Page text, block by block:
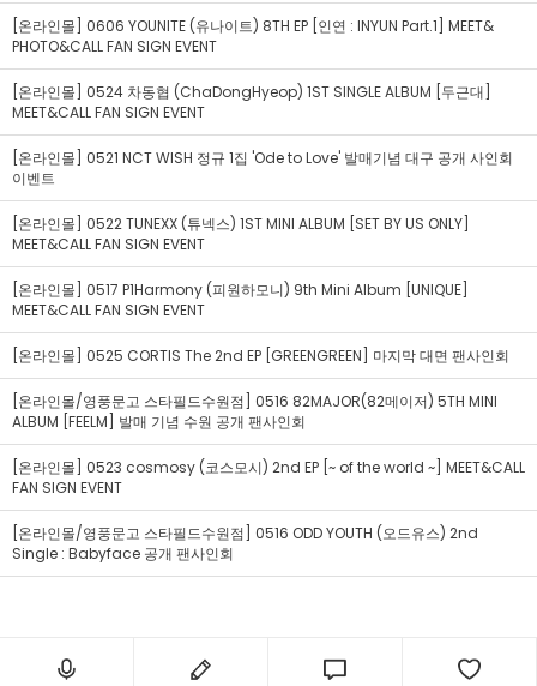
[온라인몰] 0606 YOUNITE (유나이트) 8TH EP [인연 : INYUN Part.1] MEET&
PHOTO&CALL FAN SIGN EVENT
[온라인몰] 0524 차동협 (ChaDongHyeop) 1ST SINGLE ALBUM [두근대]
MEET&CALL FAN SIGN EVENT
[온라인몰] 0521 NCT WISH 정규 1집 'Ode to Love' 발매기념 대구 공개 사인회
이벤트
[온라인몰] 0522 TUNEXX (튜넥스) 1ST MINI ALBUM [SET BY US ONLY]
MEET&CALL FAN SIGN EVENT
[온라인몰] 0517 P1Harmony (피원하모니) 9th Mini Album [UNIQUE]
MEET&CALL FAN SIGN EVENT
[온라인몰] 0525 CORTIS The 2nd EP [GREENGREEN] 마지막 대면 팬사인회
[온라인몰/영풍문고 스타필드수원점] 0516 82MAJOR(82메이저) 5TH MINI
ALBUM [FEELM] 발매 기념 수원 공개 팬사인회
[온라인몰] 0523 cosmosy (코스모시) 2nd EP [~ of the world ~] MEET&CALL
FAN SIGN EVENT
[온라인몰/영풍문고 스타필드수원점] 0516 ODD YOUTH (오드유스) 2nd
Single : Babyface 공개 팬사인회